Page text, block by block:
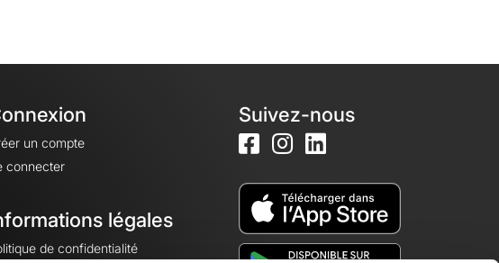
un compte
connecter
légales
de confidentialité
Suivez-nous